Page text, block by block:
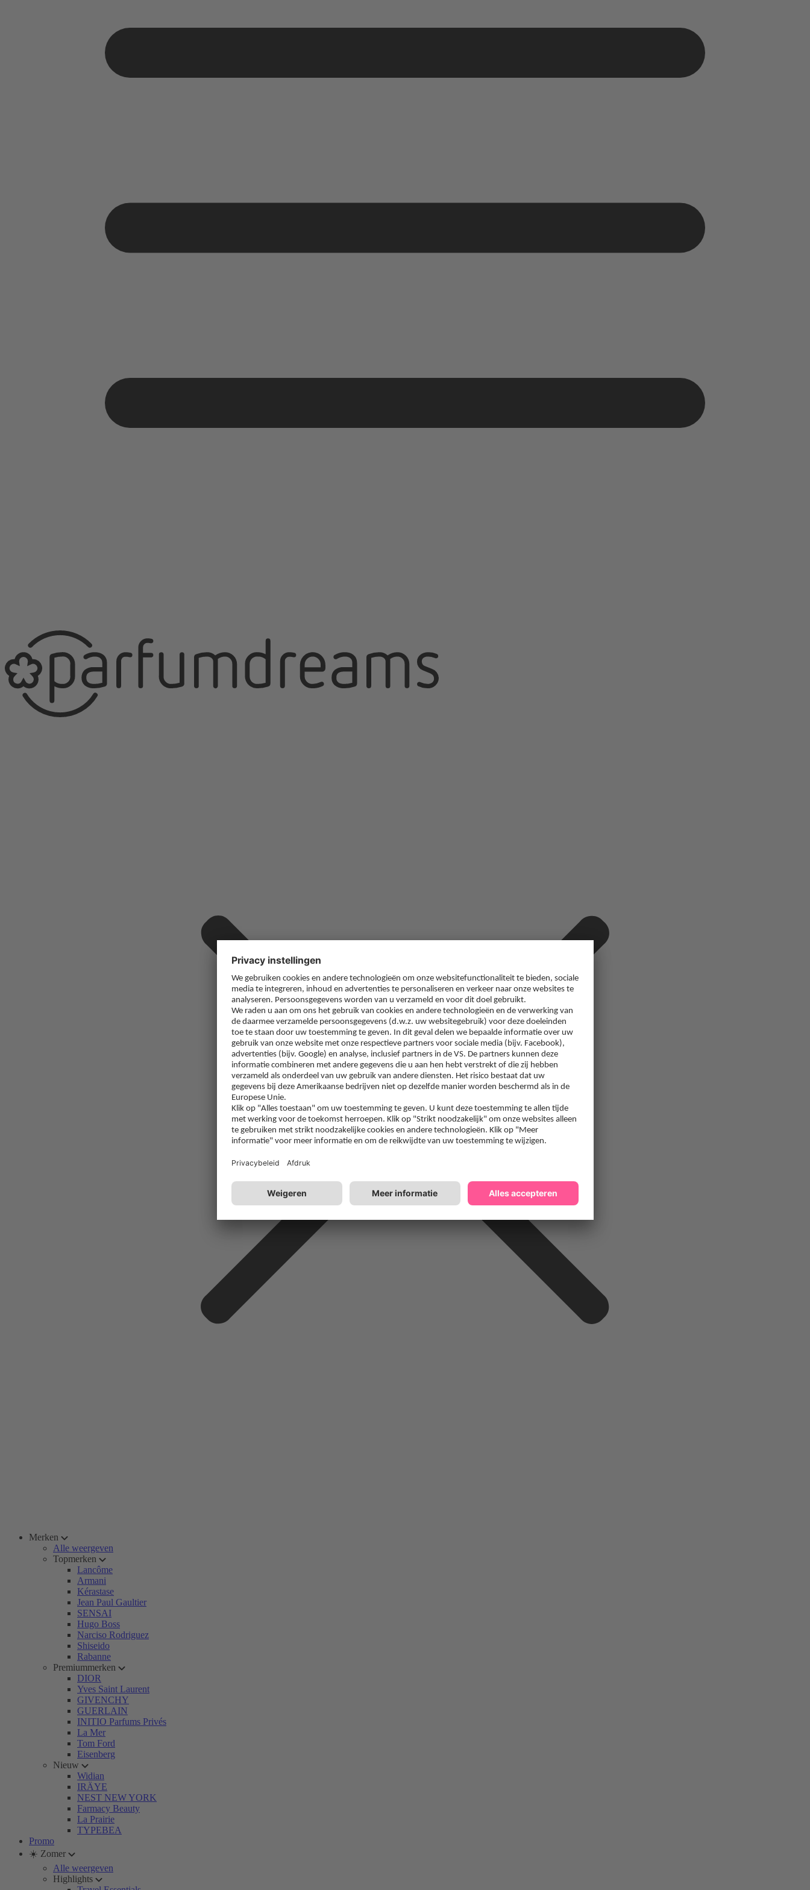
Merken
Alle weergeven
Topmerken
Lancôme
Armani
Kérastase
Jean Paul Gaultier
SENSAI
Hugo Boss
Narciso Rodriguez
Shiseido
Rabanne
Premiummerken
DIOR
Yves Saint Laurent
GIVENCHY
GUERLAIN
INITIO Parfums Privés
La Mer
Tom Ford
Eisenberg
Nieuw
Widian
IRÄYE
NEST NEW YORK
Farmacy Beauty
La Prairie
TYPEBEA
Promo
☀️ Zomer
Alle weergeven
Highlights